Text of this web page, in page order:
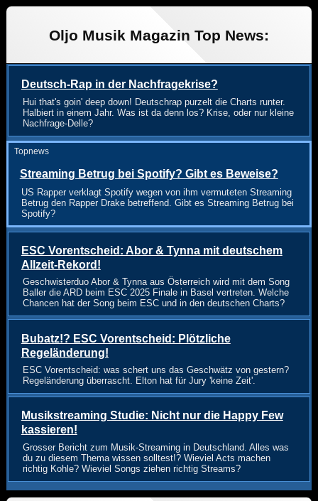
Oljo Musik Magazin Top News:
Deutsch-Rap in der Nachfragekrise?
Hui that's goin' deep down! Deutschrap purzelt die Charts runter.
Halbiert in einem Jahr. Was ist da denn los? Krise, oder nur kleine
Nachfrage-Delle?
Topnews
Streaming Betrug bei Spotify? Gibt es Beweise?
US Rapper verklagt Spotify wegen von ihm vermuteten Streaming
Betrug den Rapper Drake betreffend. Gibt es Streaming Betrug bei
Spotify?
ESC Vorentscheid: Abor & Tynna mit deutschem
Allzeit-Rekord!
Geschwisterduo Abor & Tynna aus Österreich wird mit dem Song
Baller die ARD beim ESC 2025 Finale in Basel vertreten. Welche
Chancen hat der Song beim ESC und in den deutschen Charts?
Bubatz!? ESC Vorentscheid: Plötzliche
Regeländerung!
ESC Vorentscheid: was schert uns das Geschwätz von gestern?
Regeländerung überrascht. Elton hat für Jury 'keine Zeit'.
Musikstreaming Studie: Nicht nur die Happy Few
kassieren!
Grosser Bericht zum Musik-Streaming in Deutschland. Alles was
du zu diesem Thema wissen solltest!? Wieviel Acts machen
richtig Kohle? Wieviel Songs ziehen richtig Streams?